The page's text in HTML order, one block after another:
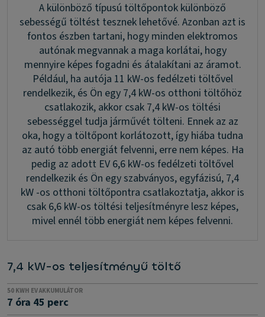
A különböző típusú töltőpontok különböző
sebességű töltést tesznek lehetővé. Azonban azt is
fontos észben tartani, hogy minden elektromos
autónak megvannak a maga korlátai, hogy
mennyire képes fogadni és átalakítani az áramot.
Például, ha autója 11 kW-os fedélzeti töltővel
rendelkezik, és Ön egy 7,4 kW-os otthoni töltőhöz
csatlakozik, akkor csak 7,4 kW-os töltési
sebességgel tudja járművét tölteni. Ennek az az
oka, hogy a töltőpont korlátozott, így hiába tudna
az autó több energiát felvenni, erre nem képes. Ha
pedig az adott EV 6,6 kW-os fedélzeti töltővel
rendelkezik és Ön egy szabványos, egyfázisú, 7,4
kW -os otthoni töltőpontra csatlakoztatja, akkor is
csak 6,6 kW-os töltési teljesítményre lesz képes,
mivel ennél több energiát nem képes felvenni.
7,4 kW-os teljesítményű töltő
50 KWH EV AKKUMULÁTOR
7 óra 45 perc